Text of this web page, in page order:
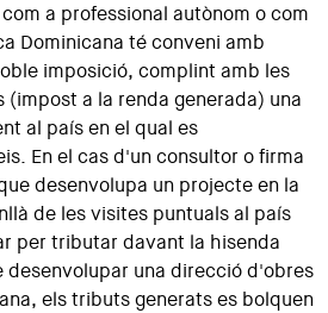
a professional autònom o com
Dominicana té conveni amb
imposició, complint amb les
a la renda generada) una
al país en el qual es
En el cas d'un consultor o firma
desenvolupa un projecte en la
de les visites puntuals al país
per tributar davant la hisenda
desenvolupar una direcció d'obres
els tributs generats es bolquen